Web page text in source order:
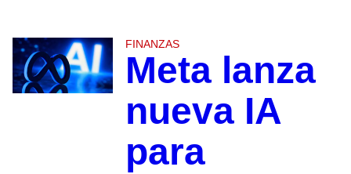
FINANZAS
Meta lanza
nueva IA
para